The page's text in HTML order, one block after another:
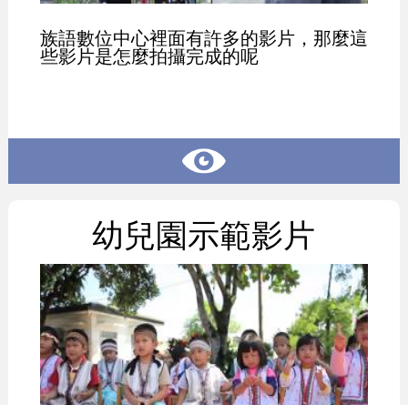
族語數位中心裡面有許多的影片，那麼這
些影片是怎麼拍攝完成的呢
幼兒園示範影片